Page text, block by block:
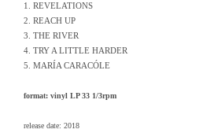
1. REVELATIONS
2. REACH UP
3. THE RIVER
4. TRY A LITTLE HARDER
5. MARÍA CARACÓLE
format: vinyl LP 33 1/3rpm
release date: 2018